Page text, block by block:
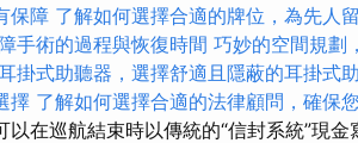
保障 了解如何選擇合適的牌位，為先人
手術的過程與恢復時間 巧妙的空間規劃
掛式助聽器，選擇舒適且隱蔽的耳掛式
擇 了解如何選擇合適的法律顧問，確保
在巡航結束時以傳統的“信封系統”現金